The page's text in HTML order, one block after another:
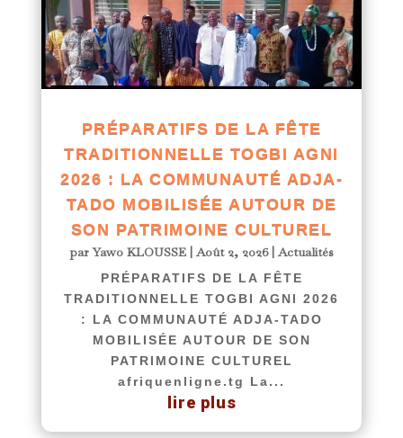
PRÉPARATIFS DE LA FÊTE
TRADITIONNELLE TOGBI AGNI
2026 : LA COMMUNAUTÉ ADJA-
TADO MOBILISÉE AUTOUR DE
SON PATRIMOINE CULTUREL
parYawo KLOUSSE|Août 2, 2026|Actualités
PRÉPARATIFS DE LA FÊTE
TRADITIONNELLE TOGBI AGNI 2026
: LA COMMUNAUTÉ ADJA-TADO
MOBILISÉE AUTOUR DE SON
PATRIMOINE CULTUREL
afriquenligne.tg La...
lire plus